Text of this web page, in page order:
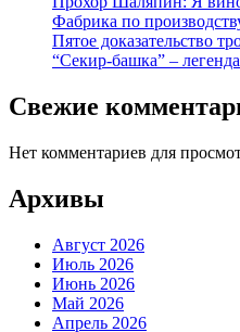
Фабрика по
Пятое доказательство
“Секир-башка” –
Свежие
Нет комментариев для
Архивы
Август 2026
Июль 2026
Июнь 2026
Май 2026
Апрель 2026